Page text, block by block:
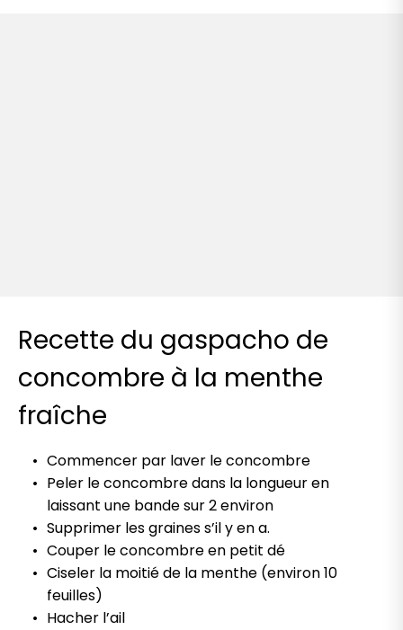
Recette du gaspacho de
concombre à la menthe
fraîche
Commencer par laver le concombre
Peler le concombre dans la longueur en
laissant une bande sur 2 environ
Supprimer les graines s’il y en a.
Couper le concombre en petit dé
Ciseler la moitié de la menthe (environ 10
feuilles)
Hacher l’ail